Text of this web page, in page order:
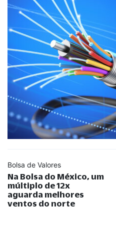
Bolsa de Valores
Na Bolsa do México, um
múltiplo de 12x
aguarda melhores
ventos do norte